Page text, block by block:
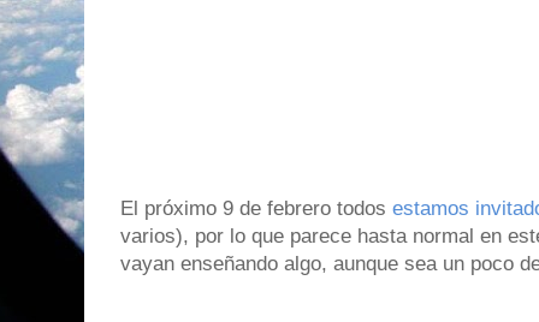
El próximo 9 de febrero todos estamos
varios), por lo que parece hasta normal en
vayan enseñando algo, aunque sea un poco